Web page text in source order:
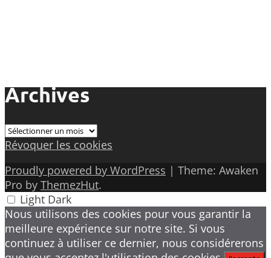
Archives
Archives
Révoquer les cookies
Proudly powered by WordPress | Theme: Awaken
Pro by ThemezHut.
Light Dark
Nous utilisons des cookies pour vous garantir la
meilleure expérience sur notre site. Si vous
continuez à utiliser ce dernier, nous considérerons